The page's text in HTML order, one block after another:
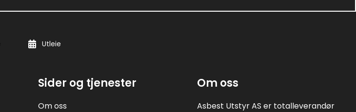
Utleie
Sider og tjenester
Om oss
Om oss
Asbest Utstyr AS er totalleverandør